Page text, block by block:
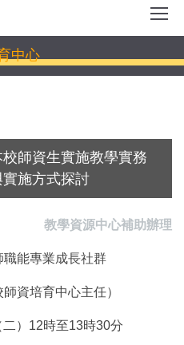
中心
師資生實施教學實務
施方式探討
教學資源中心補助辦理
能專業成長社群
資培育中心主任）
）12時至13時30分